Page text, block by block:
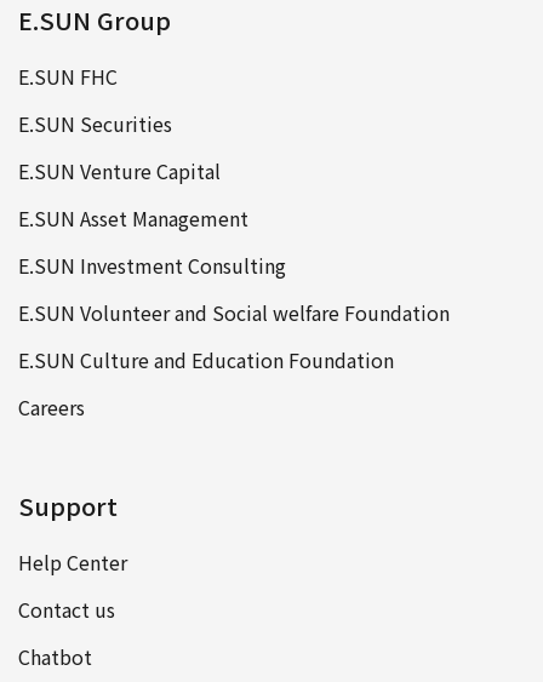
E.SUN Group
E.SUN FHC
E.SUN Securities
E.SUN Venture Capital
E.SUN Asset Management
E.SUN Investment Consulting
E.SUN Volunteer and Social welfare Foundation
E.SUN Culture and Education Foundation
Careers
Support
Help Center
Contact us
Chatbot